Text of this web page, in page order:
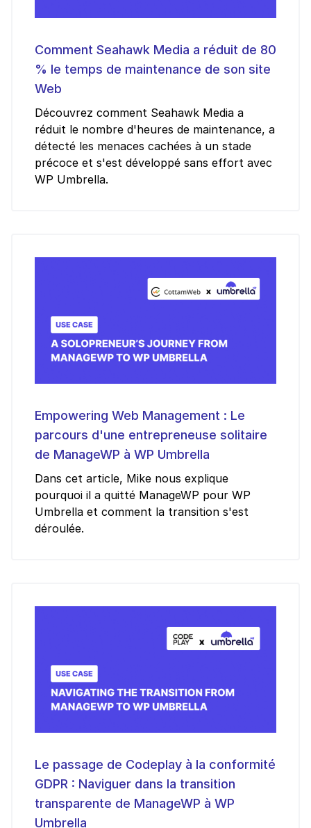
Comment Seahawk Media a réduit de 80
% le temps de maintenance de son site
Web
Découvrez comment Seahawk Media a
réduit le nombre d'heures de maintenance, a
détecté les menaces cachées à un stade
précoce et s'est développé sans effort avec
WP Umbrella.
Empowering Web Management : Le
parcours d'une entrepreneuse solitaire
de ManageWP à WP Umbrella
Dans cet article, Mike nous explique
pourquoi il a quitté ManageWP pour WP
Umbrella et comment la transition s'est
déroulée.
Le passage de Codeplay à la conformité
GDPR : Naviguer dans la transition
transparente de ManageWP à WP
Umbrella